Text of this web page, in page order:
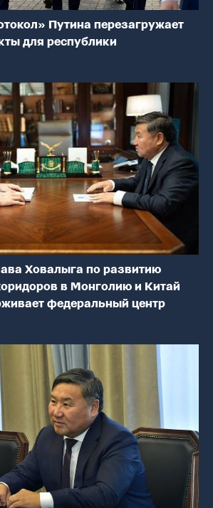
Путина перезагружает
для республики
Ховалыга по развитию
в Монголию и Китай
федеральный центр